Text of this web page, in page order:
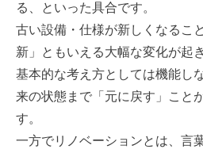
る、といった具合です。
古い設備・仕様が新しくなるこ
新」ともいえる大幅な変化が起
基本的な考え方としては機能し
来の状態まで「元に戻す」こと
す。
一方でリノベーションとは、言